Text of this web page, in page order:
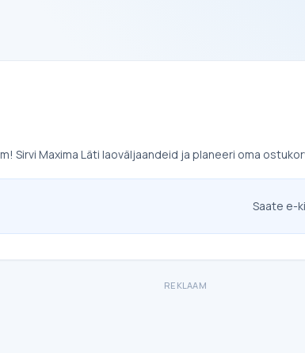
Sirvi Maxima Läti laoväljaandeid ja planeeri oma
Saate e-
REKLAAM